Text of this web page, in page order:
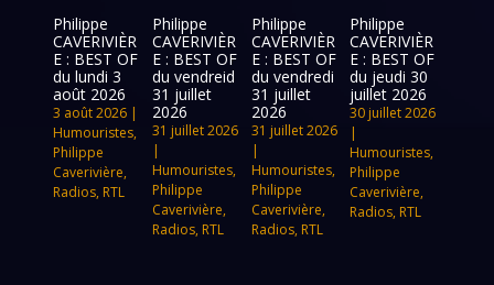
Philippe
CAVERIVIÈR
E : BEST OF
du lundi 3
août 2026
3 août 2026 |
Humouristes,
Philippe
Caverivière,
Radios, RTL
Philippe
CAVERIVIÈR
E : BEST OF
du vendreid
31 juillet
2026
31 juillet 2026
|
Humouristes,
Philippe
Caverivière,
Radios, RTL
Philippe
CAVERIVIÈR
E : BEST OF
du vendredi
31 juillet
2026
31 juillet 2026
|
Humouristes,
Philippe
Caverivière,
Radios, RTL
Philippe
CAVERIVIÈR
E : BEST OF
du jeudi 30
juillet 2026
30 juillet 2026
|
Humouristes,
Philippe
Caverivière,
Radios, RTL